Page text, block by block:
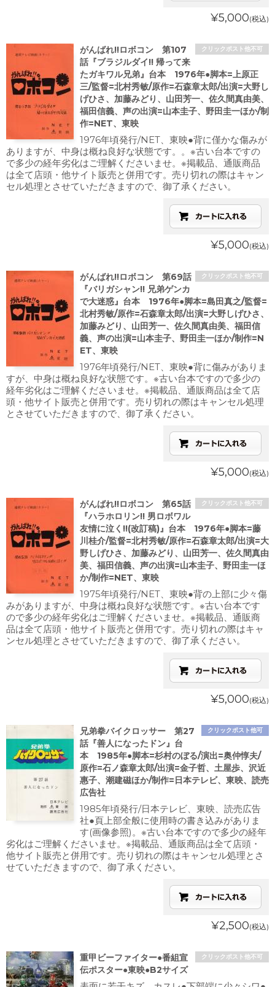
¥5,000(税込)
クリックポスト他不可
がんばれ!!ロボコン 第107
話『ブラジルダイ!! 帰って来
たガキワル兄弟』台本 1976年●脚本=上原正
三/監督=北村秀敏/原作=石森章太郎/出演=大野し
げひさ、加藤みどり、山田芳一、佐久間真由美、
福田信義、声の出演=山本圭子、野田圭一ほか/制
作=NET、東映
1976年頃発行/NET、東映●背に僅かな傷みが
ありますが、中身は概ね良好な状態です。。※古い台本ですの
で多少の経年劣化はご理解くださいませ。※掲載品、通販商品
は全て店頭・他サイト販売と併用です。売り切れの際はキャン
セル処理とさせていただきますので、御了承ください。
¥5,000(税込)
クリックポスト他不可
がんばれ!!ロボコン 第69話
『バリガシャン!! 兄弟ゲンカ
で大迷惑』台本 1976年●脚本=島田真之/監督=
北村秀敏/原作=石森章太郎/出演=大野しげひさ、
加藤みどり、山田芳一、佐久間真由美、福田信
義、声の出演=山本圭子、野田圭一ほか/制作=N
ET、東映
1976年頃発行/NET、東映●背に傷みがありま
すが、中身は概ね良好な状態です。※古い台本ですので多少の
経年劣化はご理解くださいませ。※掲載品、通販商品は全て店
頭・他サイト販売と併用です。売り切れの際はキャンセル処理
とさせていただきますので、御了承ください。
¥5,000(税込)
クリックポスト他不可
がんばれ!!ロボコン 第65話
『ハラホロリン!! 男ロボワル
友情に泣く!!(改訂稿)』台本 1976年●脚本=藤
川桂介/監督=北村秀敏/原作=石森章太郎/出演=大
野しげひさ、加藤みどり、山田芳一、佐久間真由
美、福田信義、声の出演=山本圭子、野田圭一ほ
か/制作=NET、東映
1975年頃発行/NET、東映●背の上部に少々傷
みがありますが、中身は概ね良好な状態です。※古い台本です
ので多少の経年劣化はご理解くださいませ。※掲載品、通販商
品は全て店頭・他サイト販売と併用です。売り切れの際はキャ
ンセル処理とさせていただきますので、御了承ください。
¥5,000(税込)
クリックポスト他可
兄弟拳バイクロッサー 第27
話『善人になったドン』台
本 1985年●脚本=杉村のぼる/演出=奥仲惇夫/
原作=石ノ森章太郎/出演=金子哲、土屋歩、沢近
惠子、潮建磁ほか/制作=日本テレビ、東映、読売
広告社
1985年頃発行/日本テレビ、東映、読売広告
社●頁上部全般に使用時の書き込みがありま
す(画像参照)。※古い台本ですので多少の経年
劣化はご理解くださいませ。※掲載品、通販商品は全て店頭・
他サイト販売と併用です。売り切れの際はキャンセル処理とさ
せていただきますので、御了承ください。
¥2,500(税込)
クリックポスト他不可
重甲ビーファイター●番組宣
伝ポスター●東映●B2サイズ